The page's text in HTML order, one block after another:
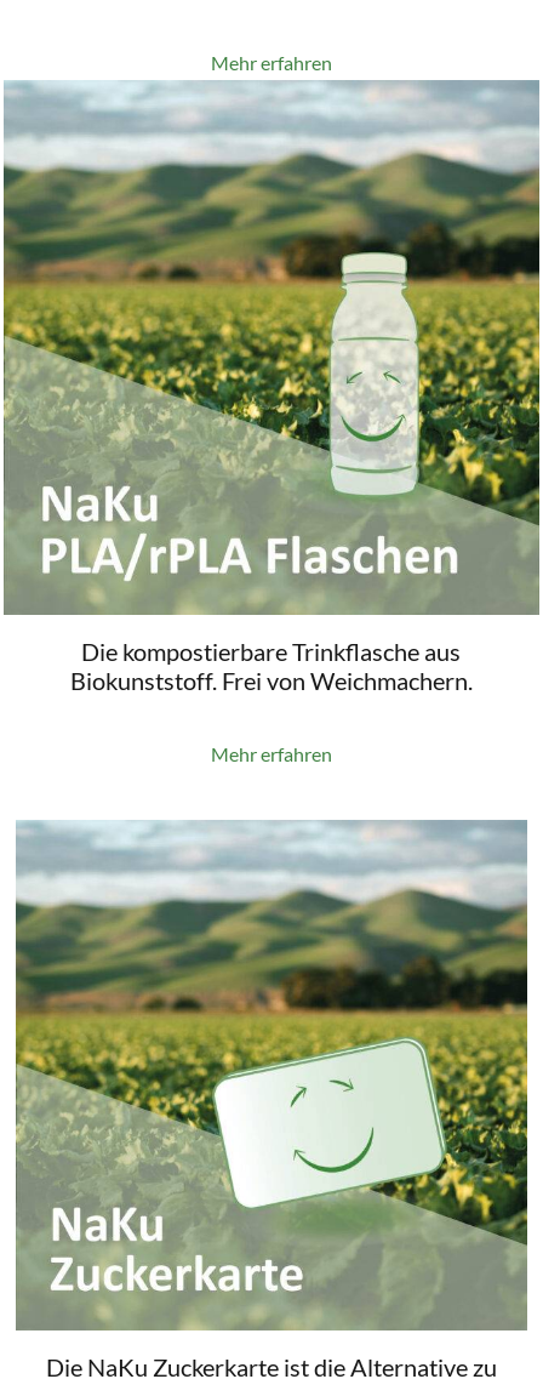
Mehr erfahren
Die kompostierbare Trinkflasche aus
Biokunststoff. Frei von Weichmachern.
Mehr erfahren
Die NaKu Zuckerkarte ist die Alternative zu